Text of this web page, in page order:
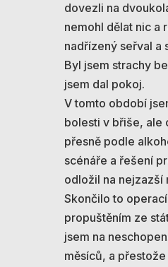
dovezli na
nemohl dělat nic a
nadřízený seřval a
Byl jsem strachy
jsem dal pokoj.
V tomto období
bolesti v břiše, ale
přesně podle
scénáře a řešení
odložil na nejzazší
Skončilo to
propuštěním ze
jsem na
měsíců, a